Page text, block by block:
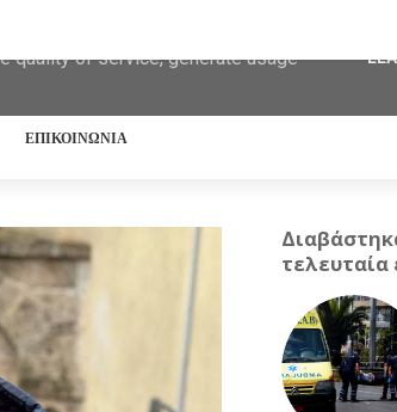
ΕΠΙΚΟΙΝΩΝΙΑ
quality of service, generate usage